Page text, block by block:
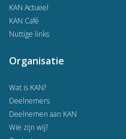
KAN Actueel
KAN Café
Nuttige links
Organisatie
Wat is KAN?
Deelnemers
Deelnemen aan KAN
Wie zijn wij?